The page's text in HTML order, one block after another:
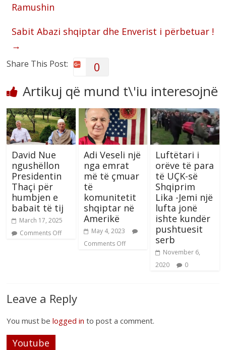
Ramushin
Sabit Abazi shqiptar dhe Enverist i përbetuar !
→
Share This Post: 0
Artikuj që mund t\'iu interesojnë
David Nue
ngushëllon
Presidentin
Thaçi për
humbjen e
babait të tij
March 17, 2025
Comments Off
Adi Veseli një
nga emrat
më të çmuar
të
komunitetit
shqiptar në
Amerikë
May 4, 2023
Comments Off
Luftëtari i
orëve të para
të UÇK-së
Shqiprim
Lika -Jemi një
lufta jonë
ishte kundër
pushtuesit
serb
November 6,
2020
0
Leave a Reply
You must belogged in to post a comment.
Youtube